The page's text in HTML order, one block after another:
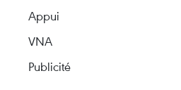
Appui
VNA
Publicité